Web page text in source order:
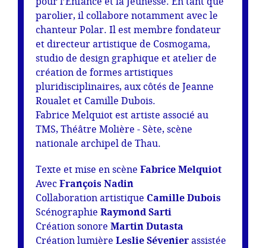
parolier, il collabore notamment avec le
chanteur Polar. Il est membre fondateur
et directeur artistique de Cosmogama,
studio de design graphique et atelier de
création de formes artistiques
pluridisciplinaires, aux côtés de Jeanne
Roualet et Camille Dubois.
Fabrice Melquiot est artiste associé au
TMS, Théâtre Molière - Sète, scène
nationale archipel de Thau.
Texte et mise en scène Fabrice Melquiot
Avec François Nadin
Collaboration artistique Camille Dubois
Scénographie Raymond Sarti
Création sonore Martin Dutasta
Création lumière Leslie Sévenier assistée